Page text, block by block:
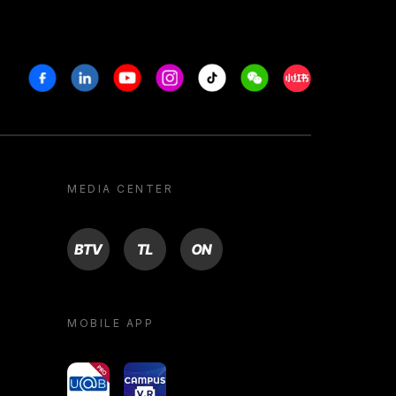
FacebookLinkedinYoutubeInstagram
Tiktok WeechatXiaohongshu/
MEDIA CENTER
BTV TL ON
MOBILE APP
yoU@B Campus VR